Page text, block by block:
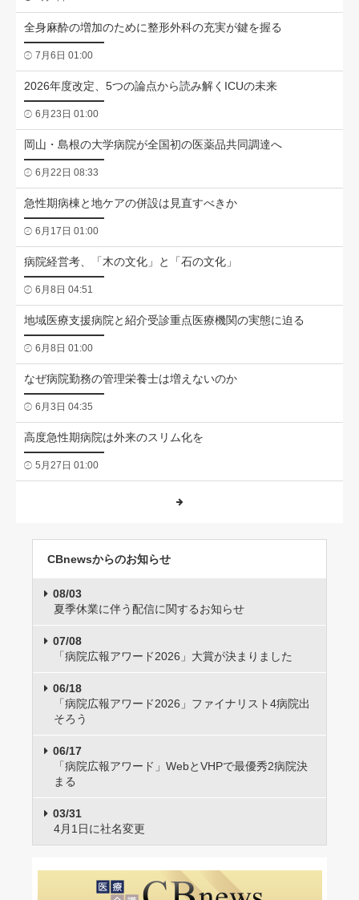
全身麻酔の増加のために整形外科の充実が鍵を握る
7月6日 01:00
2026年度改定、5つの論点から読み解くICUの未来
6月23日 01:00
岡山・島根の大学病院が全国初の医薬品共同調達へ
6月22日 08:33
急性期病棟と地ケアの併設は見直すべきか
6月17日 01:00
病院経営考、「木の文化」と「石の文化」
6月8日 04:51
地域医療支援病院と紹介受診重点医療機関の実態に迫る
6月8日 01:00
なぜ病院勤務の管理栄養士は増えないのか
6月3日 04:35
高度急性期病院は外来のスリム化を
5月27日 01:00
CBnewsからのお知らせ
08/03
夏季休業に伴う配信に関するお知らせ
07/08
「病院広報アワード2026」大賞が決まりました
06/18
「病院広報アワード2026」ファイナリスト4病院出
そろう
06/17
「病院広報アワード」WebとVHPで最優秀2病院決
まる
03/31
4月1日に社名変更